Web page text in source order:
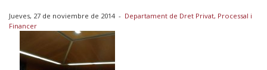
Jueves, 27 de noviembre de 2014- Departament de Dret Privat, Processal i
Financer